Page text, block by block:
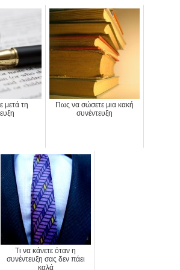
μετά τη
Πως να σώσετε μια κακή
συνέντευξη
Τι να κάνετε όταν η
συνέντευξη σας δεν πάει
καλά